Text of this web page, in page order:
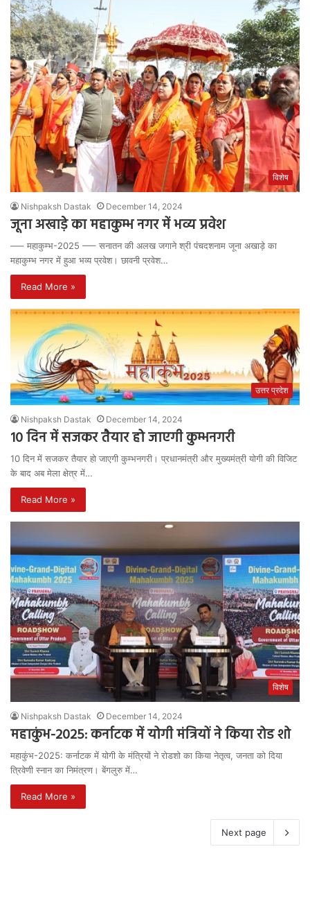
विशेष
Nishpaksh Dastak December 14, 2024
जूना अखाड़े का महाकुम्भ नगर में भव्य प्रवेश
—– महाकुम्भ-2025 —– सनातन की अलख जगाने श्री पंचदशनाम जूना अखाड़े का
महाकुम्भ नगर में हुआ भव्य प्रवेश। छावनी प्रवेश…
Read More »
उत्तर प्रदेश
Nishpaksh Dastak December 14, 2024
10 दिन में सजकर तैयार हो जाएगी कुम्भनगरी
10 दिन में सजकर तैयार हो जाएगी कुम्भनगरी। प्रधानमंत्री और मुख्यमंत्री योगी की विजिट
के बाद अब मेला क्षेत्र में…
Read More »
विशेष
Nishpaksh Dastak December 14, 2024
महाकुंभ-2025: कर्नाटक में योगी मंत्रियों ने किया रोड शो
महाकुंभ-2025: कर्नाटक में योगी के मंत्रियों ने रोडशो का किया नेतृत्व, जनता को दिया
त्रिवेणी स्नान का निमंत्रण। बेंगलुरु में…
Read More »
Next page